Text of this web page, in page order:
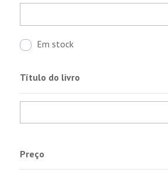
Em stock
Título do livro
Preço